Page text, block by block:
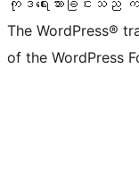
ကုဒ်ရေးသားခြင်းသည်
The WordPress®
of the WordPress